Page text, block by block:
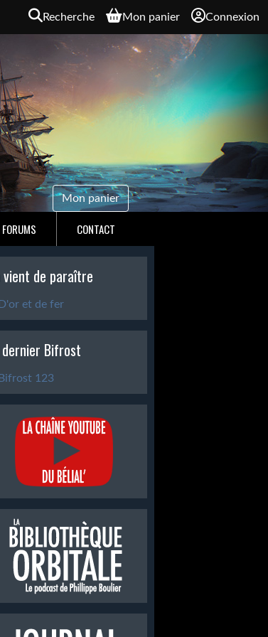
Recherche Mon panier Connexion
Mon panier
FORUMS CONTACT
vient de paraître
dernier Bifrost